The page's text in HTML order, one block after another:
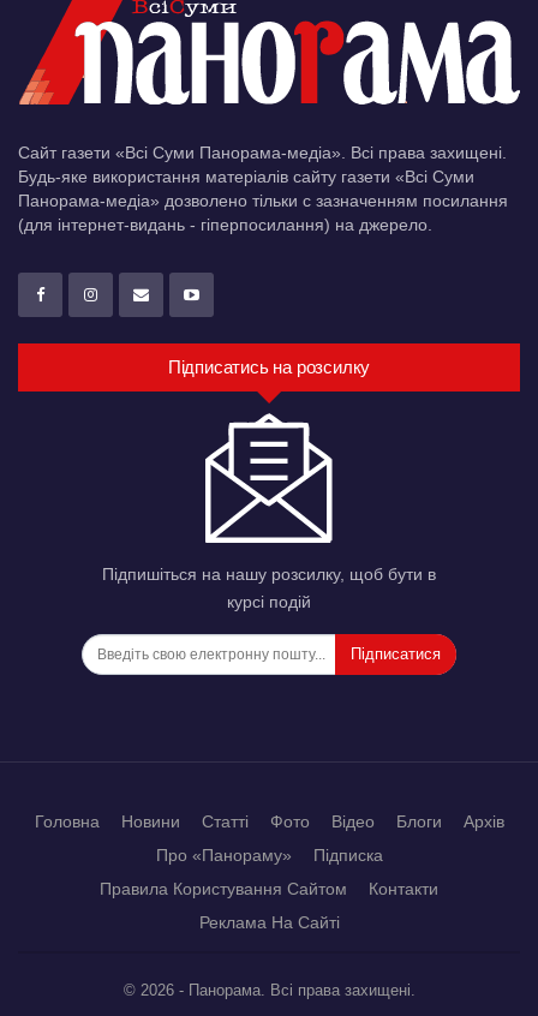
Сайт газети «Всі Суми Панорама-медіа». Всі права захищені.
Будь-яке використання матеріалів сайту газети «Всі Суми
Панорама-медіа» дозволено тільки c зазначенням посилання
(для інтернет-видань - гіперпосилання) на джерело.
Підписатись на розсилку
Підпишіться на нашу розсилку, щоб бути в
курсі подій
Підписатися
Головна Новини Статті Фото Відео Блоги
Архів
Про «Панораму»
Підписка
Правила Користування Сайтом
Контакти
Реклама На Сайті
© 2026 - Панорама. Всі права захищені.